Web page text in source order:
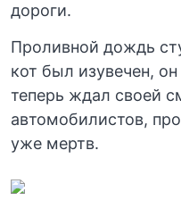
дороги.
Проливной дождь
кот был изувечен,
теперь ждал своей
автомобилистов,
уже мертв.